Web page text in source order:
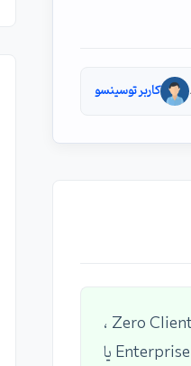
کاربر توسینسو
خیر سویچ و ... نیازی نیست ، موارد مورد نیاز سرور فیزیکی یا مجازی ، بستر ارتباطی مناسب ، Thin Client یا Zero Client ،
نرم افزارهای Citrix XenApp یا سرویس RDP و در نهایت ویندوز سرور از هر نسخه ای ترجیحا Standard یا Enterprise یا